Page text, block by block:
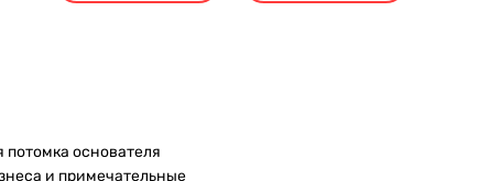
основателя
и примечательные